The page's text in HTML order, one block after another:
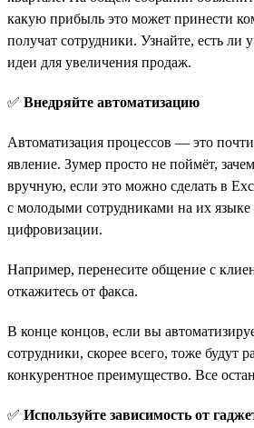
какую прибыль это может принести
получат сотрудники. Узнайте, есть ли
идеи для увеличения продаж.
✅ Внедряйте автоматизацию
Автоматизация процессов — это
явление. Зумер просто не поймёт,
вручную, если это можно сделать в
с молодыми сотрудниками на их
цифровизации.
Например, перенесите общение с
откажитесь от факса.
В конце концов, если вы
сотрудники, скорее всего, тоже будут
конкурентное преимущество. Все
✅ Используйте зависимость от